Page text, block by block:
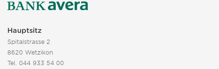
Hauptsitz
Spitalstrasse 2
8620 Wetzikon
Tel. 044 933 54 00